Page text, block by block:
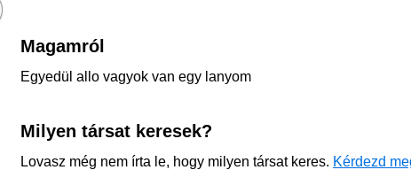
Magamról
Egyedül allo vagyok van egy lanyom
Milyen társat keresek?
Lovasz még nem írta le, hogy milyen társat keres. Kérdezd